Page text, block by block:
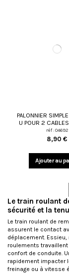
PALONNIER
U POUR 2
réf : 04692
8,90 €
Ajouter au
Le train roulant
sécurité et la
Le train roulant de
assurent le contact
déplacement.
roulements
confort de conduite.
rapidement impacter
freinage ou à vitesse